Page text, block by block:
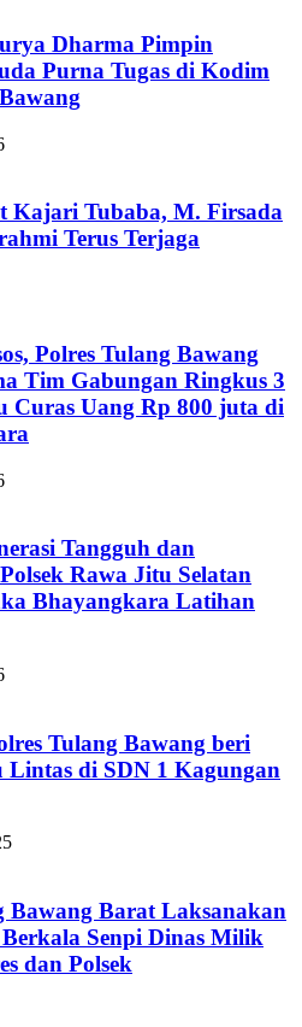
Dharma Pimpin
Purna Tugas di Kodim
Kajari Tubaba, M. Firsada
Terus Terjaga
Polres Tulang Bawang
Tim Gabungan Ringkus 3
Curas Uang Rp 800 juta di
Tangguh dan
Rawa Jitu Selatan
Bhayangkara Latihan
Tulang Bawang beri
Lintas di SDN 1 Kagungan
Bawang Barat Laksanakan
Senpi Dinas Milik
dan Polsek